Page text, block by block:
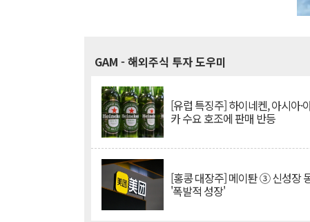
GAM - 해외주식 투자 도우미
[유럽 특징주] 하이네켄, 아시아·
카 수요 호조에 판매 반등
[홍콩 대장주] 메이퇀 ③ 신성장
'폭발적 성장'